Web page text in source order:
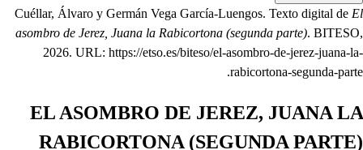
Cuéllar, Álvaro y Germán Vega García-Luengos. Texto digital de El
asombro de Jerez, Juana la Rabicortona (segunda parte). BITESO,
2026. URL: https://etso.es/biteso/el-asombro-de-jerez-juana-la-
rabicortona-segunda-parte.
EL ASOMBRO DE JEREZ, JUANA LA
RABICORTONA (SEGUNDA PARTE)